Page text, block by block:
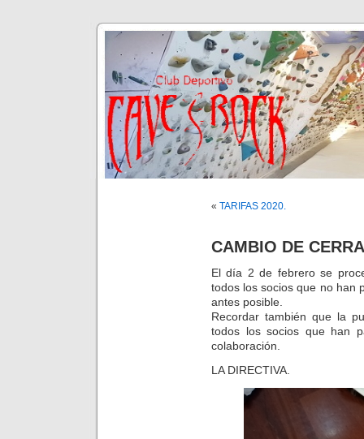
« TARIFAS 2020.
CAMBIO DE
El día 2 de febrero se
todos los socios que no han
antes posible.
Recordar también que la
todos los socios que han
colaboración.
LA DIRECTIVA.